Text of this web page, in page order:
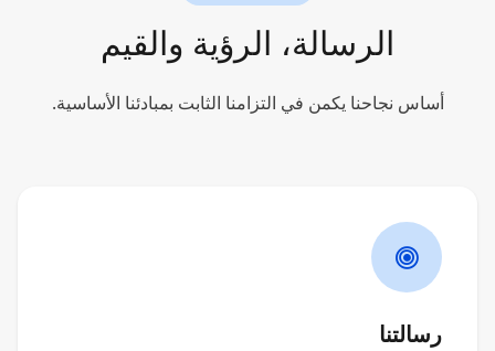
الرسالة، الرؤية والقيم
أساس نجاحنا يكمن في التزامنا الثابت بمبادئنا الأساسية.
رسالتنا